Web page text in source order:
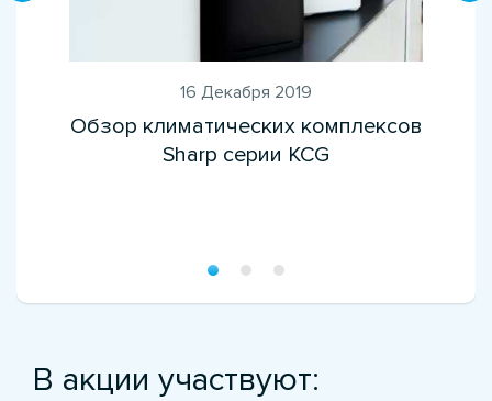
16 Декабря 2019
Обзор климатических комплексов
Sharp серии KCG
В акции участвуют: